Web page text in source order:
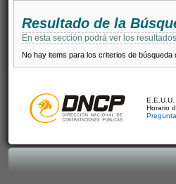
Resultado de la
En esta sección podrá ver los
No hay items para los criterios de búsqueda
Horario